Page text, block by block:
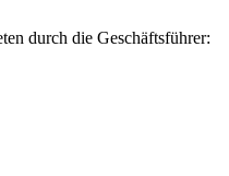
durch die Geschäftsführer: